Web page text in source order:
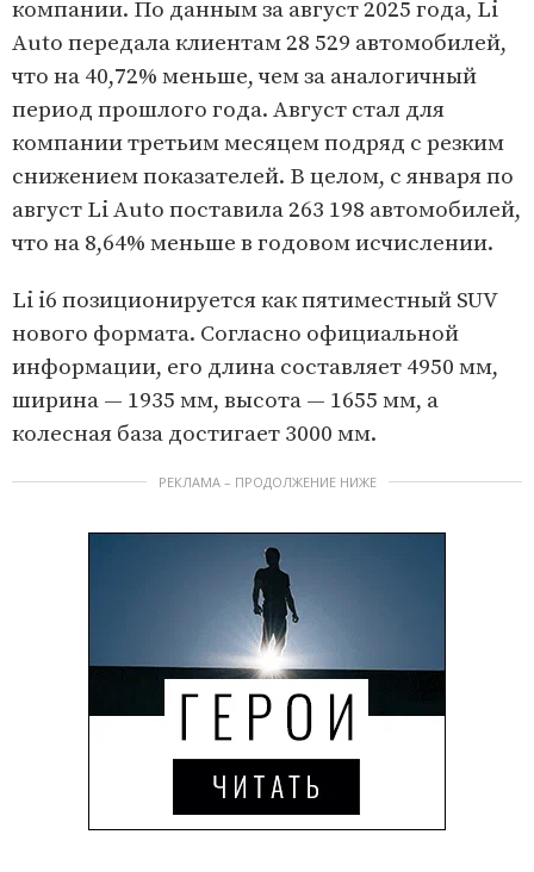
компании. По данным за август 2025 года, Li
Auto передала клиентам 28 529 автомобилей,
что на 40,72% меньше, чем за аналогичный
период прошлого года. Август стал для
компании третьим месяцем подряд с резким
снижением показателей. В целом, с января по
август Li Auto поставила 263 198 автомобилей,
что на 8,64% меньше в годовом исчислении.
Li i6 позиционируется как пятиместный SUV
нового формата. Согласно официальной
информации, его длина составляет 4950 мм,
ширина — 1935 мм, высота — 1655 мм, а
колесная база достигает 3000 мм.
РЕКЛАМА – ПРОДОЛЖЕНИЕ НИЖЕ